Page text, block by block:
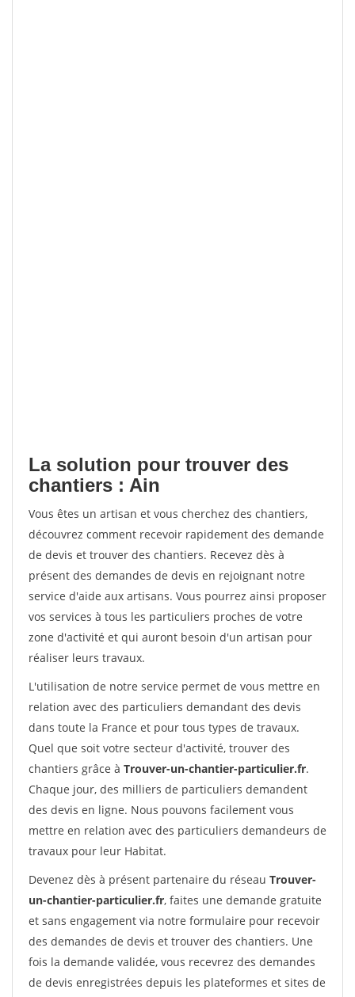
La solution pour trouver des
chantiers : Ain
Vous êtes un artisan et vous cherchez des chantiers,
découvrez comment recevoir rapidement des demande
de devis et trouver des chantiers. Recevez dès à
présent des demandes de devis en rejoignant notre
service d'aide aux artisans. Vous pourrez ainsi proposer
vos services à tous les particuliers proches de votre
zone d'activité et qui auront besoin d'un artisan pour
réaliser leurs travaux.
L'utilisation de notre service permet de vous mettre en
relation avec des particuliers demandant des devis
dans toute la France et pour tous types de travaux.
Quel que soit votre secteur d'activité, trouver des
chantiers grâce à Trouver-un-chantier-particulier.fr.
Chaque jour, des milliers de particuliers demandent
des devis en ligne. Nous pouvons facilement vous
mettre en relation avec des particuliers demandeurs de
travaux pour leur Habitat.
Devenez dès à présent partenaire du réseau Trouver-
un-chantier-particulier.fr, faites une demande gratuite
et sans engagement via notre formulaire pour recevoir
des demandes de devis et trouver des chantiers. Une
fois la demande validée, vous recevrez des demandes
de devis enregistrées depuis les plateformes et sites de